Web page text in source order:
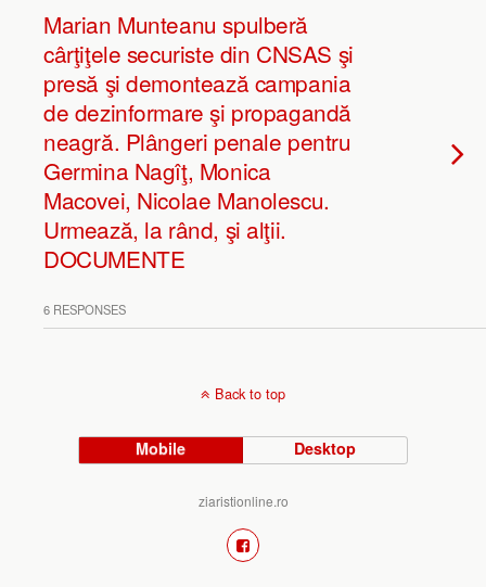
Marian Munteanu spulberă
cârţiţele securiste din CNSAS şi
presă şi demontează campania
de dezinformare şi propagandă
neagră. Plângeri penale pentru
Germina Nagîţ, Monica
Macovei, Nicolae Manolescu.
Urmează, la rând, şi alţii.
DOCUMENTE
6 RESPONSES
Back to top
Mobile Desktop
ziaristionline.ro